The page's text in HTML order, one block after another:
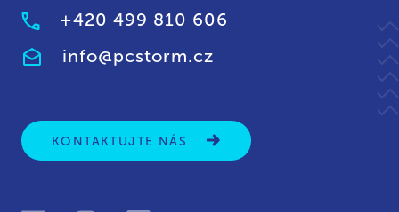
+420 499 810 606
info@pcstorm.cz
KONTAKTUJTE NÁS